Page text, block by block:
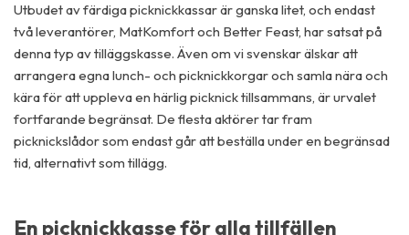
Utbudet av färdiga picknickkassar är ganska litet, och endast
två leverantörer, MatKomfort och Better Feast, har satsat på
denna typ av tilläggskasse. Även om vi svenskar älskar att
arrangera egna lunch- och picknickkorgar och samla nära och
kära för att uppleva en härlig picknick tillsammans, är urvalet
fortfarande begränsat. De flesta aktörer tar fram
picknickslådor som endast går att beställa under en begränsad
tid, alternativt som tillägg.
En picknickkasse för alla tillfällen